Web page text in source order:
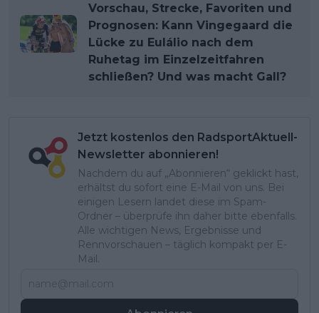
Vorschau, Strecke, Favoriten und
Prognosen: Kann Vingegaard die
Lücke zu Eulálio nach dem
Ruhetag im Einzelzeitfahren
schließen? Und was macht Gall?
Jetzt kostenlos den RadsportAktuell-
Newsletter abonnieren!
Nachdem du auf „Abonnieren“ geklickt hast,
erhältst du sofort eine E-Mail von uns. Bei
einigen Lesern landet diese im Spam-
Ordner – überprüfe ihn daher bitte ebenfalls.
Alle wichtigen News, Ergebnisse und
Rennvorschauen – täglich kompakt per E-
Mail.